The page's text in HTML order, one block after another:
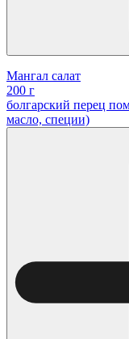
Мангал салат
200 г
болгарский перец
масло, специи)